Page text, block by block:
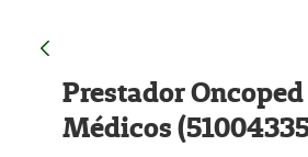
Prestador
Médicos